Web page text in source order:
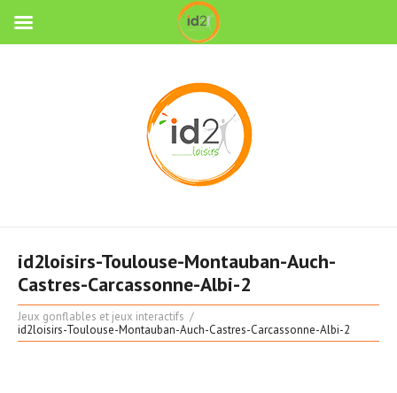
id2loisirs-Toulouse-Montauban-Auch-
Castres-Carcassonne-Albi-2
Jeux gonflables et jeux interactifs
id2loisirs-Toulouse-Montauban-Auch-Castres-Carcassonne-Albi-2